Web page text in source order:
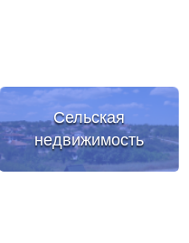
Сельская
недвижимость